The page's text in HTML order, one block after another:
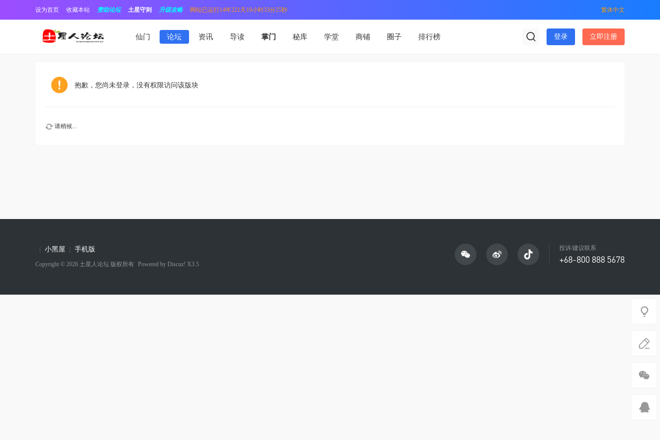
设为首页 收藏本站 赞助论坛 土星守则 升级攻略 网站已运行14年221天19小时33分25秒 繁体中文
仙门 论坛 资讯 导读 掌门 秘库 学堂 商铺 圈子 排行榜 登录 立即注册
抱歉，您尚未登录，没有权限访问该版块
请稍候...
投诉/建议联系
+68-800 888 5678
小黑屋 手机版
Copyright © 2026 土星人论坛 版权所有 Powered by Discuz! X3.5